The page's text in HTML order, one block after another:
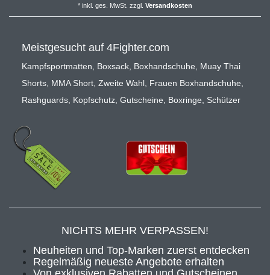
* inkl. ges. MwSt. zzgl. Versandkosten
Meistgesucht auf 4Fighter.com
Kampfsportmatten Boxsack Boxhandschuhe
Muay Thai
Shorts MMA Short Zweite Wahl Frauen Boxhandschuhe
Rashguards Kopfschutz Gutscheine Boxringe Schützer
NICHTS MEHR VERPASSEN!
Neuheiten und Top-Marken zuerst entdecken
Regelmäßig neueste Angebote erhalten